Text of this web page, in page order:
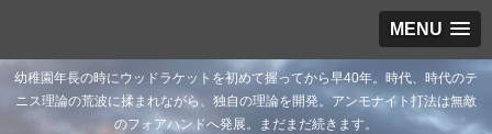
MENU
幼稚園年長の時にウッドラケットを初めて握ってから早40年。時代、時代のテ
ニス理論の荒波に揉まれながら、独自の理論を開発。アンモナイト打法は無敵
のフォアハンドへ発展。まだまだ続きます。